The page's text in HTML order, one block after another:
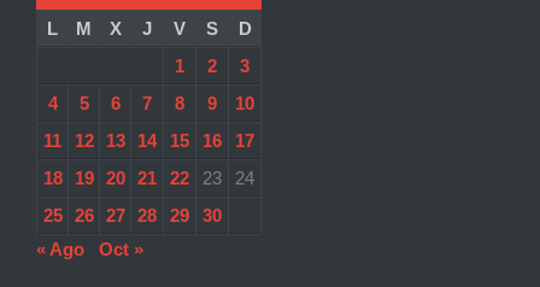
L
M X J V S
D
1
2
3
4
5 6 7 8 9
10
11
12 13 14 15 16
17
18
19 20 21 22 23
24
25
26 27 28 29
30
« Ago
Oct »